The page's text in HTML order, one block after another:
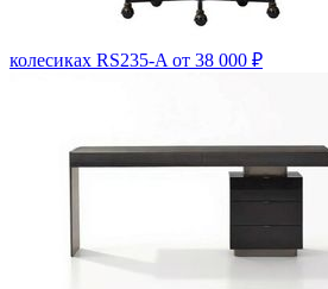
колесиках RS235-A от 38 000 ₽